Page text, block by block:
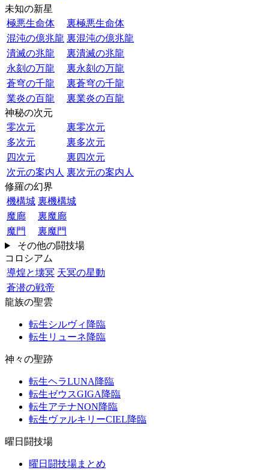
未知の新星
極悪生命体
裏極悪生命体
混沌の億兆龍 裏混沌の億兆龍
潰滅の兆龍
裏潰滅の兆龍
永刻の万龍
裏永刻の万龍
蒼穹の千龍
裏蒼穹の千龍
業炎の百龍
裏業炎の百龍
神秘の次元
零次元
裏零次元
多次元
裏多次元
四次元
裏四次元
次元の案内人 裏次元の案内人
修羅の幻界
機構城 裏機構城
魔廊
裏魔廊
魔門
裏魔門
その他の闘技場
コロシアム
導煌と壊冥 天冥の星動
蒼潜の戦帝
龍族の聖雲
転生シルヴィ降臨
転生リューネ降臨
神々の聖跡
転生ヘラLUNA降臨
転生ゼウスGIGA降臨
転生アテナNON降臨
転生ヴァルキリーCIEL降臨
曜日闘技場
曜日闘技場まとめ